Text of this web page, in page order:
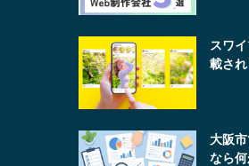
スワ
載され
大阪
なら